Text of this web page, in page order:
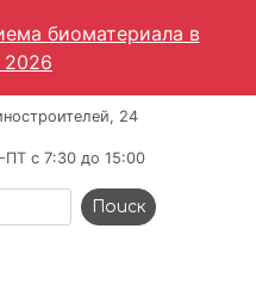
биоматериала в
2026
24
c 7:30 до 15:00